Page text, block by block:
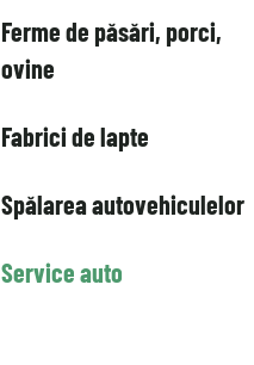
Ferme de păsări, porci,
ovine
Fabrici de lapte
Spălarea autovehiculelor
Service auto